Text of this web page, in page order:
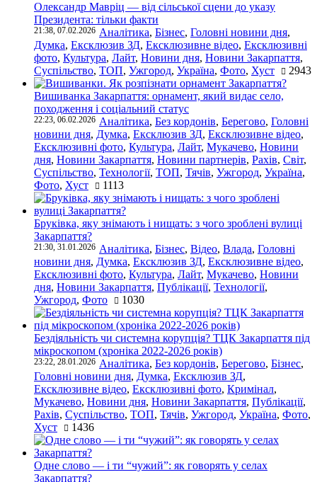
Олександр Мавріц — від сільської сцени до указу
Президента: тільки факти
21:38, 07.02.2026 Аналітика, Бізнес, Головні новини дня,
Думка, Ексклюзив ЗД, Ексклюзивне відео, Ексклюзивні
фото, Культура, Лайт, Новини дня, Новини Закарпаття,
Суспільство, ТОП, Ужгород, Україна, Фото, Хуст 2943
Вишиванка Закарпаття: орнамент, який видає село,
походження і соціальний статус
22:23, 06.02.2026 Аналітика, Без кордонів, Берегово, Головні
новини дня, Думка, Ексклюзив ЗД, Ексклюзивне відео,
Ексклюзивні фото, Культура, Лайт, Мукачево, Новини
дня, Новини Закарпаття, Новини партнерів, Рахів, Світ,
Суспільство, Технології, ТОП, Тячів, Ужгород, Україна,
Фото, Хуст 1113
Бруківка, яку знімають і нищать: з чого зроблені вулиці
Закарпаття?
21:30, 31.01.2026 Аналітика, Бізнес, Відео, Влада, Головні
новини дня, Думка, Ексклюзив ЗД, Ексклюзивне відео,
Ексклюзивні фото, Культура, Лайт, Мукачево, Новини
дня, Новини Закарпаття, Публікації, Технології,
Ужгород, Фото 1030
Бездіяльність чи системна корупція? ТЦК Закарпаття під
мікроскопом (хроніка 2022-2026 років)
23:22, 28.01.2026 Аналітика, Без кордонів, Берегово, Бізнес,
Головні новини дня, Думка, Ексклюзив ЗД,
Ексклюзивне відео, Ексклюзивні фото, Кримінал,
Мукачево, Новини дня, Новини Закарпаття, Публікації,
Рахів, Суспільство, ТОП, Тячів, Ужгород, Україна, Фото,
Хуст
1436
Одне слово — і ти “чужий”: як говорять у селах
Закарпаття?